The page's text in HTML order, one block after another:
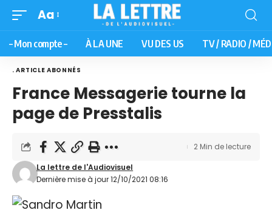
Aa
– Mon compte – À LA UNE VU DES US TV / RADIO /
. ARTICLE ABONNÉS
France Messagerie tourne la
page de Presstalis
Dernière mise à jour 12/10/2021 08:16
La lettre de l'Audiovisuel
2 Min de lecture